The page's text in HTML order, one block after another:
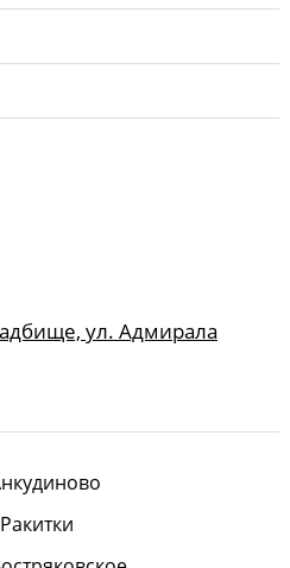
ул. Адмирала